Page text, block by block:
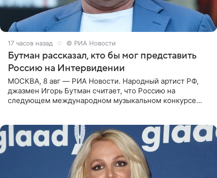
17 часов назад © РИА Новости
Бутман рассказал, кто бы мог представить
Россию на Интервидении
МОСКВА, 8 авг — РИА Новости. Народный артист РФ,
джазмен Игорь Бутман считает, что Россию на
следующем международном музыкальном конкурсе